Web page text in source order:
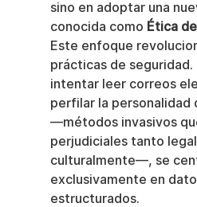
sino en adoptar una
conocida como Ética
Este enfoque
prácticas de seguridad.
intentar leer correos
perfilar la personalidad
—métodos invasivos
perjudiciales tanto
culturalmente—, se
exclusivamente en
estructurados.